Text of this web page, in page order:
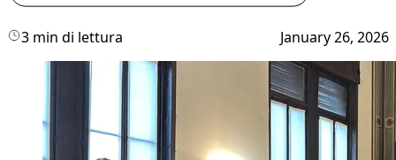
3 min di lettura January 26, 2026